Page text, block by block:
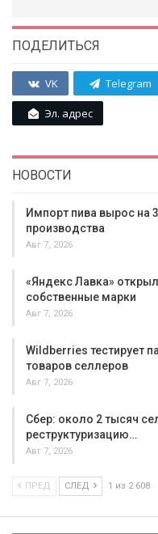
ПОДЕЛИТЬСЯ
VK Telegram
Эл. адрес
НОВОСТИ
Импорт пива вырос на
производства
Авг 7, 2026
«Яндекс Лавка»
собственные марки
Авг 7, 2026
Wildberries тестирует
товаров селлеров
Авг 7, 2026
Сбер: около 2 тысяч
реструктуризацию…
Авг 7, 2026
ПРЕД СЛЕД 1 из 2 608